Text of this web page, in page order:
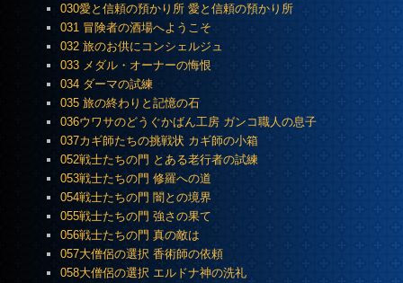
030愛と信頼の預かり所 愛と信頼の預かり所
031 冒険者の酒場へようこそ
032 旅のお供にコンシェルジュ
033 メダル・オーナーの悔恨
034 ダーマの試練
035 旅の終わりと記憶の石
036ウワサのどうぐかばん工房 ガンコ職人の息子
037カギ師たちの挑戦状 カギ師の小箱
052戦士たちの門 とある老行者の試練
053戦士たちの門 修羅への道
054戦士たちの門 闇との境界
055戦士たちの門 強さの果て
056戦士たちの門 真の敵は
057大僧侶の選択 香術師の依頼
058大僧侶の選択 エルドナ神の洗礼